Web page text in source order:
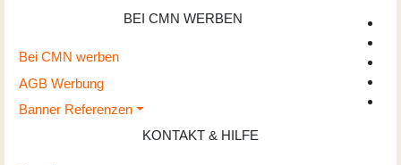
BEI CMN WERBEN
Bei CMN werben
AGB Werbung
Banner Referenzen
KONTAKT & HILFE